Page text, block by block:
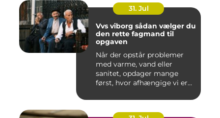
31. Jul
Vvs viborg sådan vælger du
den rette fagmand til
opgaven
Når der opstår problemer
med varme, vand eller
sanitet, opdager mange
først, hvor afhængige vi er